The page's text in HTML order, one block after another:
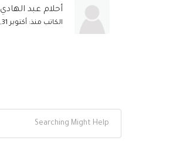
أحلام عبد الهادي
الكاتب منذ: أكتوبر 31, 2021